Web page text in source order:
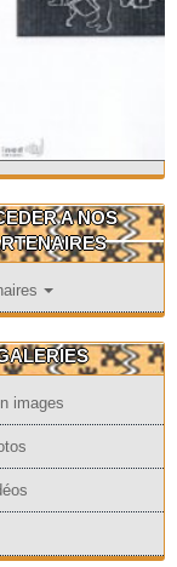
A NOS
images